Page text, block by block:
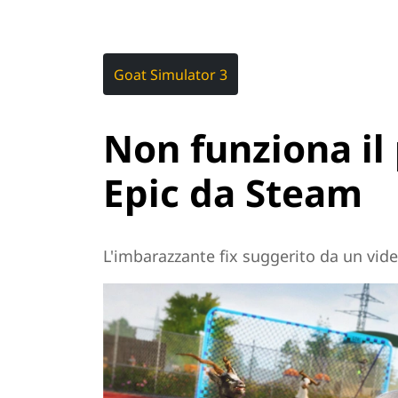
Goat Simulator 3
Non funziona
Epic da Steam
L'imbarazzante fix suggerito da un